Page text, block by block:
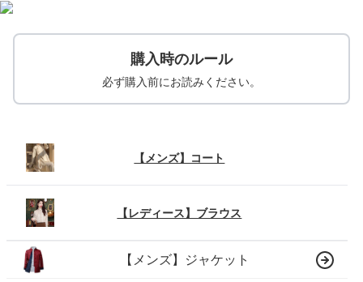
購入時のルール
必ず購入前にお読みください。
【メンズ】コート
【レディース】ブラウス
【メンズ】ジャケット